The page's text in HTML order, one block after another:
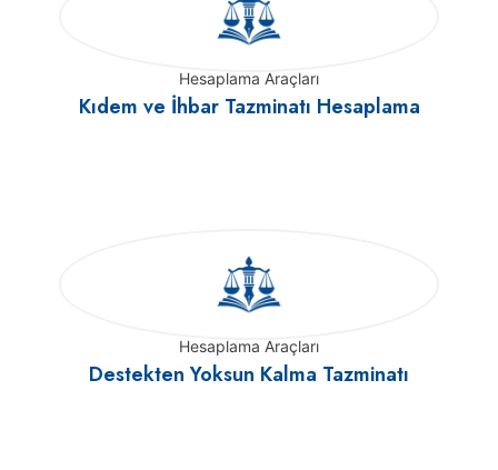
Hesaplama Araçları
Kıdem ve İhbar Tazminatı Hesaplama
Hesaplama Araçları
Destekten Yoksun Kalma Tazminatı